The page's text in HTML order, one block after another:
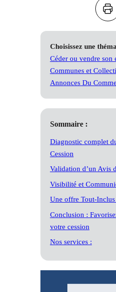
Choisissez une
Céder ou vendre son
Communes et
Annonces Du
Sommaire :
Diagnostic complet
Cession
Validation d’un Avis
Visibilité et
Une offre Tout-Inclus
Conclusion :
votre cession
Nos services :